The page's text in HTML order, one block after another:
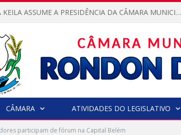
VEREADORA KEILA ASSUME A PRESIDÊNCIA DA CÂMARA MUNICIPAL.
CÂMARA ATIVIDADES DO LEGISLATIVO
participam de fórum na Capital Belém